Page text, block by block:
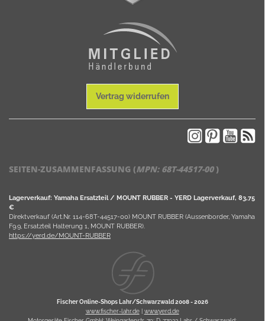
Vertrag widerrufen
SEITEN-ZUSAMMENFASSUNG (MPN: 68T-44517-00)
Lagerverkauf: Yamaha Ersatzteil / MOUNT RUBBER - YERD Lagerverkauf, 83,75
€
Direktverkauf (Art.Nr. 114-68T-44517-00) MOUNT RUBBER (Aussenborder, Yamaha
F9.9, Ersatzteil Halterung 1, MOUNT RUBBER).
https://yerd.de/MOUNT-RUBBER
Fischer Online-Shops Lahr/Schwarzwald 2008 -2026
www.fischer-lahr.de| www.yerd.de